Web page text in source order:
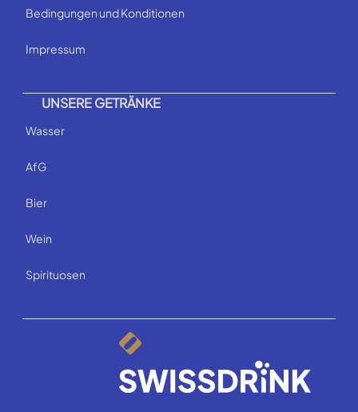
Bedingungen und Konditionen
Impressum
UNSERE GETRÄNKE
Wasser
AfG
Bier
Wein
Spirituosen